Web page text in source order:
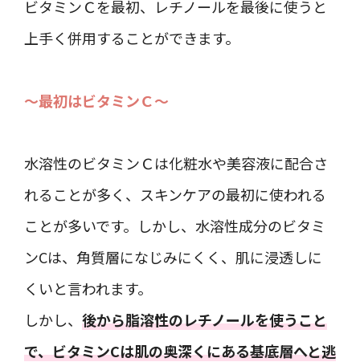
ビタミンＣを最初、レチノールを最後に使うと
上手く併用することができます。
～最初はビタミンＣ～
水溶性のビタミンＣは化粧水や美容液に配合さ
れることが多く、スキンケアの最初に使われる
ことが多いです。しかし、水溶性成分のビタミ
ンCは、角質層になじみにくく、肌に浸透しに
くいと言われます。
しかし、 後から脂溶性のレチノールを使うこと
で、ビタミンCは肌の奥深くにある基底層へと逃